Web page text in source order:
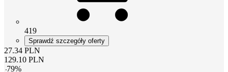
419
Sprawdź szczegóły oferty
27.34 PLN
129.10 PLN
-79%